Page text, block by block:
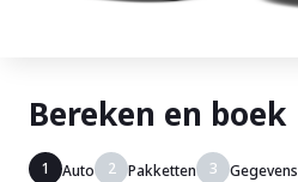
Bereken en boek
1 Auto 2 Pakketten 3 Gegevens